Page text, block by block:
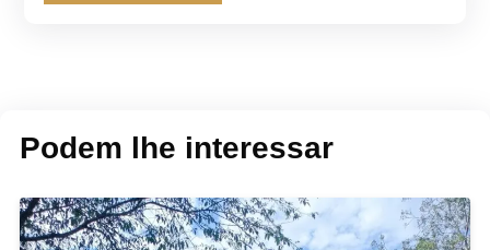
Podem lhe interessar